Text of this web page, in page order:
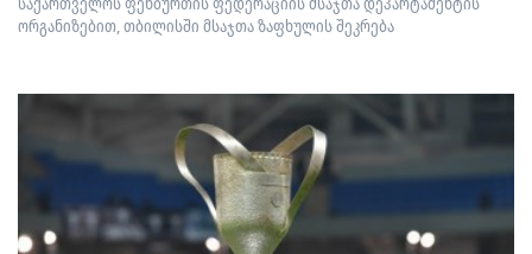
ორგანიზებით, თბილისში მსაჯთა ზაფხულის შეკრება